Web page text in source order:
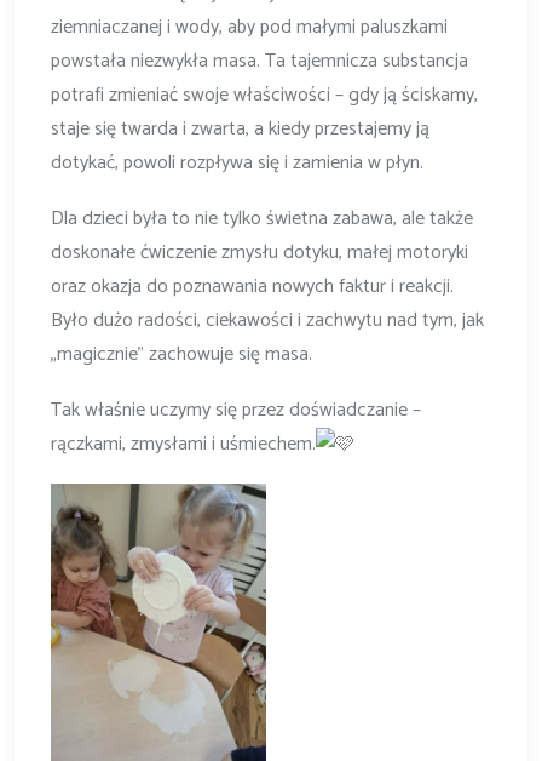
ziemniaczanej i wody, aby pod małymi paluszkami
powstała niezwykła masa. Ta tajemnicza substancja
potrafi zmieniać swoje właściwości – gdy ją ściskamy,
staje się twarda i zwarta, a kiedy przestajemy ją
dotykać, powoli rozpływa się i zamienia w płyn.
Dla dzieci była to nie tylko świetna zabawa, ale także
doskonałe ćwiczenie zmysłu dotyku, małej motoryki
oraz okazja do poznawania nowych faktur i reakcji.
Było dużo radości, ciekawości i zachwytu nad tym, jak
„magicznie” zachowuje się masa.
Tak właśnie uczymy się przez doświadczanie –
rączkami, zmysłami i uśmiechem.